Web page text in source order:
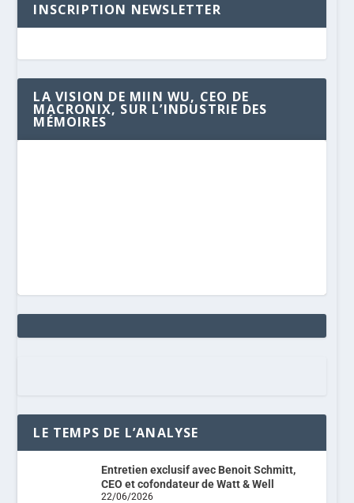
INSCRIPTION NEWSLETTER
LA VISION DE MIIN WU, CEO DE
MACRONIX, SUR L’INDUSTRIE DES
MÉMOIRES
LE TEMPS DE L’ANALYSE
Entretien exclusif avec Benoit Schmitt,
CEO et cofondateur de Watt & Well
22/06/2026